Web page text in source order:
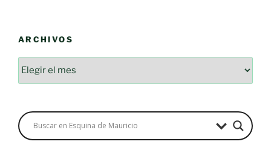
ARCHIVOS
Archivos